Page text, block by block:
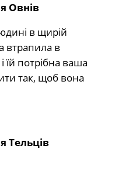
Овнів
в щирій
втрапила в
їй потрібна ваша
так, щоб вона
Тельців